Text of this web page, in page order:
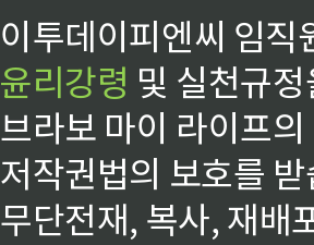
이투데이피엔씨 임
윤리강령 및 실천규
브라보 마이 라이프
저작권법의 보호를
무단전재, 복사, 재배